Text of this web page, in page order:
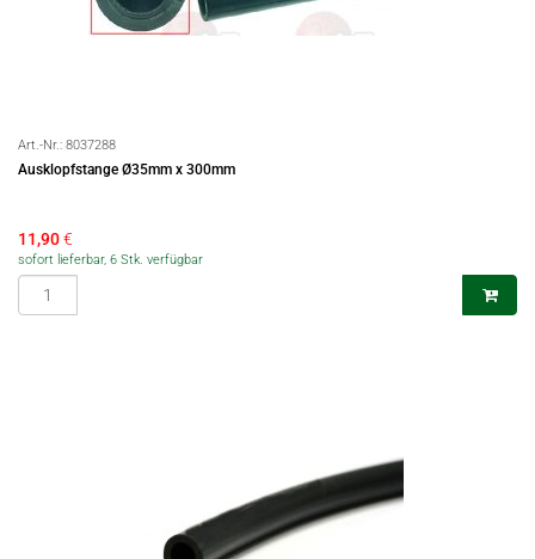
Art.-Nr.: 8037288
Ausklopfstange Ø35mm x 300mm
11,90€
sofort lieferbar, 6 Stk. verfügbar